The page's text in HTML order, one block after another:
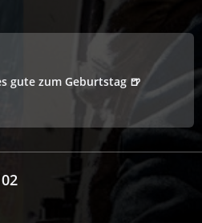
gute zum Geburtstag 🍺